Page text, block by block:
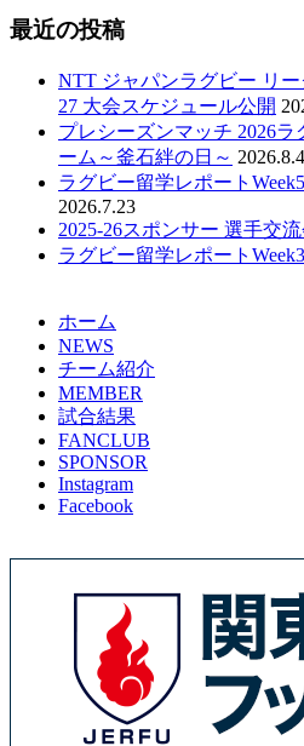
最近の投稿
NTT ジャパンラグビー リー
27 大会スケジュール公開
プレシーズンマッチ 2026ラ
ーム～釜石絆の日～ 2026.8.4
ラグビー留学レポート
2026.7.23
2025-26スポンサー 選手交
ラグビー留学レポート
ホーム
NEWS
チーム紹介
MEMBER
試合結果
FANCLUB
SPONSOR
Instagram
Facebook